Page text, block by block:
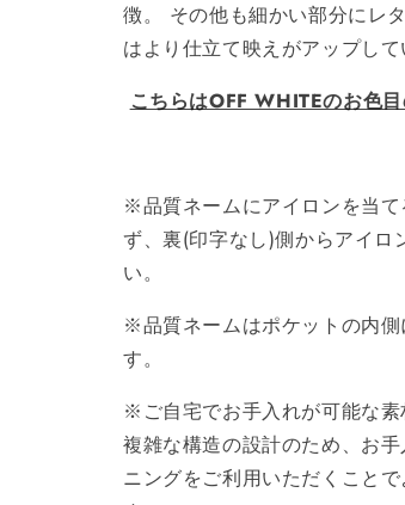
徴。 その他も細かい部分にレ
はより仕立て映えがアップして
こちらはOFF WHITEのお色目
※品質ネームにアイロンを当
ず、裏(印字なし)側からアイロ
い。
※品質ネームはポケットの内
す。
※ご自宅でお手入れが可能な素
複雑な構造の設計のため、お
ニングをご利用いただくこと